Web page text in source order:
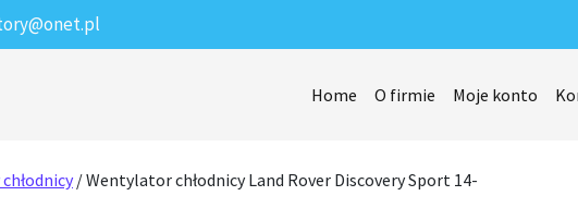
Home O firmie Moje konto
/ Wentylator chłodnicy Land Rover Discovery Sport 14-